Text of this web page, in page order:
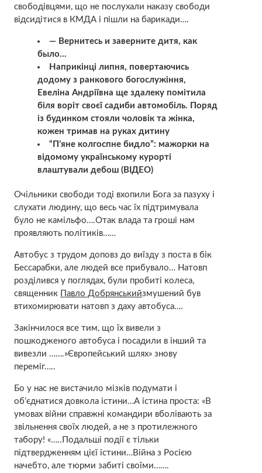
свободівцями, що не послухали наказу свободи
відсидітися в КМДА і пішли на барикади….
— Вернитесь и заверните дитя, как
было…
Наприкінці липня, повертаючись
додому з ранкового богослужіння,
Евеліна Андріївна ще здалеку помітила
біля воріт своєї садиби автомобіль. Поряд
із будинком стояли чоловік та жінка,
кожен тримав на руках дитину
“П’яне колгоспне бидло”: мажорки на
відомому українському курорті
влаштували дебош (ВІДЕО)
Очільники свободи тоді вхопили Бога за пазуху і
слухати людину, що весь час їх підтримувала
було не камільфо….Отак влада та гроші нам
проявляють політиків……
Автобус з трудом доповз до виїзду з поста в бік
Бессарабки, але людей все прибувало… Натовп
розділився у поглядах, були пробиті колеса,
священник Павло Добрянськийзмушений був
втихомирювати натовп з даху автобуса….
Закінчилося все тим, що їх вивели з
пошкодженого автобуса і посадили в інший та
вивезли …….»Європейський шлях» знову
переміг…..
Бо у нас не вистачило мізків подумати і
об’єднатися довкола істини…А істина проста: «В
умовах війни справжні командири вболівають за
звільнення своїх людей, а не з протилежного
табору! «…..Подальші події є тільки
підтвердженням цієї істини…Війна з Росією
начебто, але тюрми забиті своїми…….